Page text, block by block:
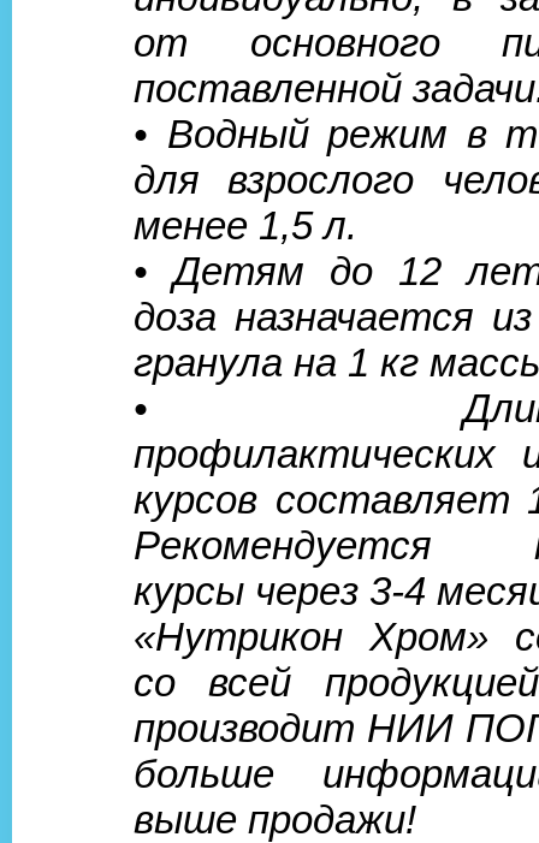
от основного
поставленной
• Водный режим в
для взрослого
менее 1,5 л.
• Детям до 12
доза назначается
гранула на 1 кг
•
профилактических
курсов составляет
Рекомендуется
курсы через 3-4
«Нутрикон Хром»
со всей
производит НИИ
больше
выше продажи!